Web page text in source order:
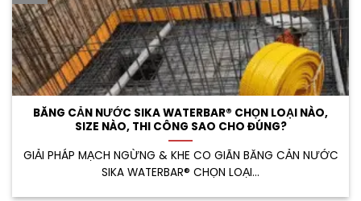
BĂNG CẢN NƯỚC SIKA WATERBAR® CHỌN LOẠI NÀO,
SIZE NÀO, THI CÔNG SAO CHO ĐÚNG?
GIẢI PHÁP MẠCH NGỪNG & KHE CO GIÃN BĂNG CẢN NƯỚC
SIKA WATERBAR® CHỌN LOẠI...